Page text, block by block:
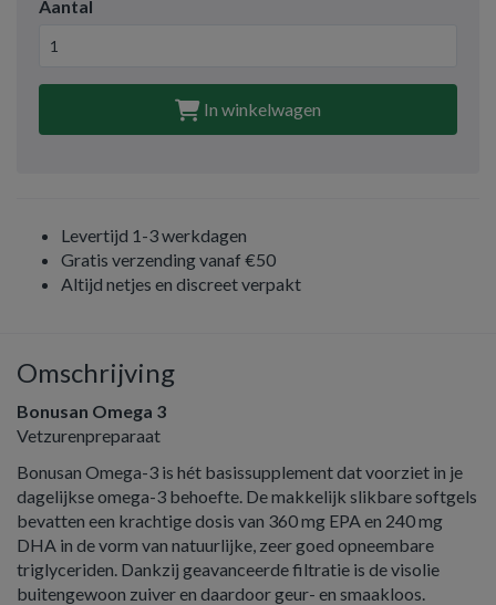
Aantal
In winkelwagen
Levertijd 1-3 werkdagen
Gratis verzending vanaf €50
Altijd netjes en discreet verpakt
Omschrijving
Bonusan Omega 3
Vetzurenpreparaat
Bonusan Omega-3 is hét basissupplement dat voorziet in je
dagelijkse omega-3 behoefte. De makkelijk slikbare softgels
bevatten een krachtige dosis van 360 mg EPA en 240 mg
DHA in de vorm van natuurlijke, zeer goed opneembare
triglyceriden. Dankzij geavanceerde filtratie is de visolie
buitengewoon zuiver en daardoor geur- en smaakloos.